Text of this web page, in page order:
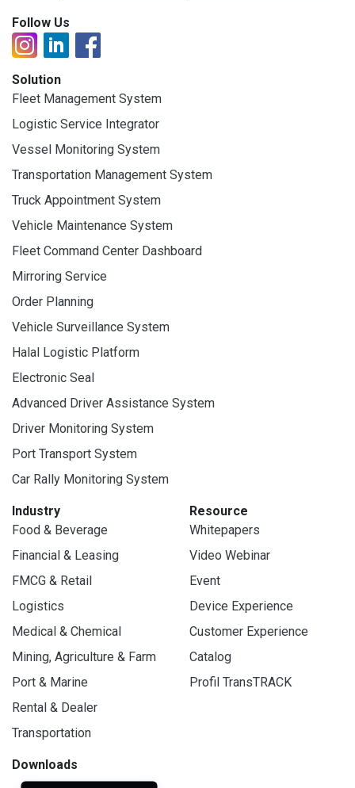
Follow Us
Solution
Fleet Management System
Logistic Service Integrator
Vessel Monitoring System
Transportation Management System
Truck Appointment System
Vehicle Maintenance System
Fleet Command Center Dashboard
Mirroring Service
Order Planning
Vehicle Surveillance System
Halal Logistic Platform
Electronic Seal
Advanced Driver Assistance System
Driver Monitoring System
Port Transport System
Car Rally Monitoring System
Industry
Food & Beverage
Financial & Leasing
FMCG & Retail
Logistics
Medical & Chemical
Mining, Agriculture & Farm
Port & Marine
Rental & Dealer
Transportation
Resource
Whitepapers
Video Webinar
Event
Device Experience
Customer Experience
Catalog
Profil TransTRACK
Downloads